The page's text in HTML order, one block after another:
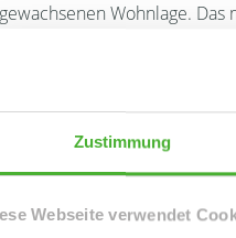
Zustimmung
Webseite verwendet
Wohnlage.
soliden Gesamtzustand
Familien oder
3 Zimmer,
Aufteilung
eine optimale Nutzung
sowie zeitlose Optik.